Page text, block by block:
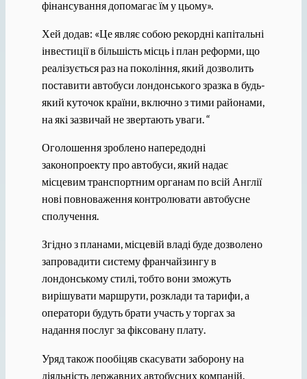
фінансування допомагає їм у цьому».
Хей додав: «Це являє собою рекордні капітальні
інвестиції в більшість місць і план реформи, що
реалізується раз на покоління, який дозволить
поставити автобуси лондонського зразка в будь-
який куточок країни, включно з тими районами,
на які зазвичай не звертають уваги. “
Оголошення зроблено напередодні
законопроекту про автобуси, який надає
місцевим транспортним органам по всій Англії
нові повноваження контролювати автобусне
сполучення.
Згідно з планами, місцевій владі буде дозволено
запровадити систему франчайзингу в
лондонському стилі, тобто вони зможуть
вирішувати маршрути, розклади та тарифи, а
оператори будуть брати участь у торгах за
надання послуг за фіксовану плату.
Уряд також пообіцяв скасувати заборону на
діяльність державних автобусних компаній.